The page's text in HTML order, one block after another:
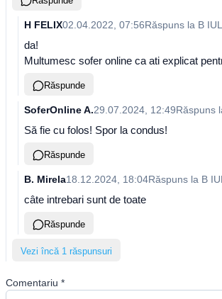
H FELIX02.04.2022, 07:56Răspuns la B
da!
Multumesc sofer online ca ati explicat
Răspunde
SoferOnline A.29.07.2024, 12:49Răspuns
Să fie cu folos! Spor la condus!
Răspunde
B. Mirela18.12.2024, 18:04Răspuns la B
câte intrebari sunt de toate
Răspunde
Vezi încă 1 răspunsuri
Comentariu *